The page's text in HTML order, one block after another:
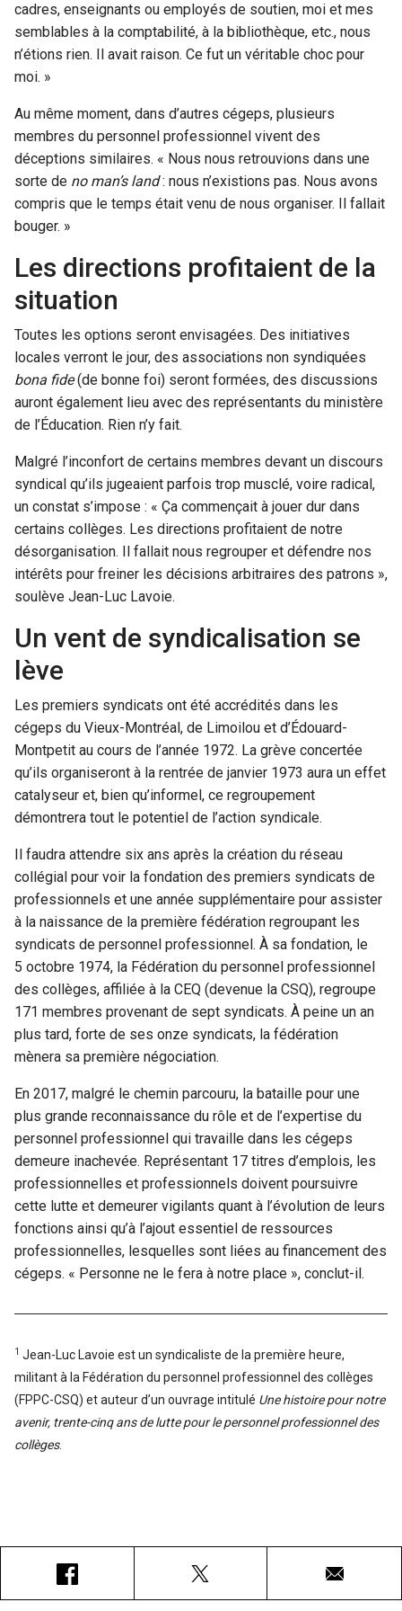
cadres, enseignants ou employés de soutien, moi et mes
semblables à la comptabilité, à la bibliothèque, etc., nous
n’étions rien. Il avait raison. Ce fut un véritable choc pour
moi. »
Au même moment, dans d’autres cégeps, plusieurs
membres du personnel professionnel vivent des
déceptions similaires. « Nous nous retrouvions dans une
sorte de no man’s land: nous n’existions pas. Nous avons
compris que le temps était venu de nous organiser. Il fallait
bouger. »
Les directions profitaient de la
situation
Toutes les options seront envisagées. Des initiatives
locales verront le jour, des associations non syndiquées
bona fide(de bonne foi) seront formées, des discussions
auront également lieu avec des représentants du ministère
de l’Éducation. Rien n’y fait.
Malgré l’inconfort de certains membres devant un discours
syndical qu’ils jugeaient parfois trop musclé, voire radical,
un constat s’impose : « Ça commençait à jouer dur dans
certains collèges. Les directions profitaient de notre
désorganisation. Il fallait nous regrouper et défendre nos
intérêts pour freiner les décisions arbitraires des patrons »,
soulève Jean-Luc Lavoie.
Un vent de syndicalisation se
lève
Les premiers syndicats ont été accrédités dans les
cégeps du Vieux-Montréal, de Limoilou et d’Édouard-
Montpetit au cours de l’année 1972. La grève concertée
qu’ils organiseront à la rentrée de janvier 1973 aura un effet
catalyseur et, bien qu’informel, ce regroupement
démontrera tout le potentiel de l’action syndicale.
Il faudra attendre six ans après la création du réseau
collégial pour voir la fondation des premiers syndicats de
professionnels et une année supplémentaire pour assister
à la naissance de la première fédération regroupant les
syndicats de personnel professionnel. À sa fondation, le
5 octobre 1974, la Fédération du personnel professionnel
des collèges, affiliée à la CEQ (devenue la CSQ), regroupe
171 membres provenant de sept syndicats. À peine un an
plus tard, forte de ses onze syndicats, la fédération
mènera sa première négociation.
En 2017, malgré le chemin parcouru, la bataille pour une
plus grande reconnaissance du rôle et de l’expertise du
personnel professionnel qui travaille dans les cégeps
demeure inachevée. Représentant 17 titres d’emplois, les
professionnelles et professionnels doivent poursuivre
cette lutte et demeurer vigilants quant à l’évolution de leurs
fonctions ainsi qu’à l’ajout essentiel de ressources
professionnelles, lesquelles sont liées au financement des
cégeps. « Personne ne le fera à notre place », conclut-il.
1 Jean-Luc Lavoie est un syndicaliste de la première heure,
militant à la Fédération du personnel professionnel des collèges
(FPPC-CSQ) et auteur d’un ouvrage intitulé Une histoire pour notre
avenir, trente-cinq ans de lutte pour le personnel professionnel des
collèges.
Courriel